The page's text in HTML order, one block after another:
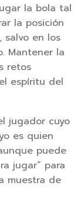
la bola tal
la posición
salvo en los
Mantener la
retos
espíritu del
jugador cuyo
es quien
puede
jugar” para
muestra de